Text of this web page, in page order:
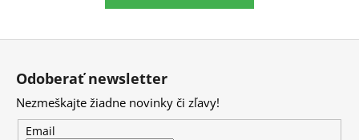
HĽADAŤ
O
d
p
Z
Odoberať newsletter
Nezmeškajte žiadne novinky či zľavy!
Email